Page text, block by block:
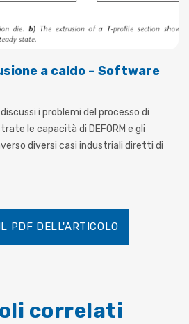
a caldo – Software
i problemi del processo di
le capacità di DEFORM e gli
diversi casi industriali diretti di
PDF DELL'ARTICOLO
correlati